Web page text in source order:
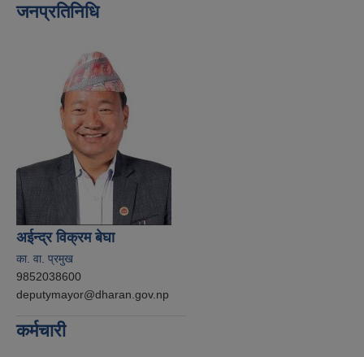
जनप्रतिनिधि
अईन्द्र विक्रम बेघा
का. वा. प्रमुख
9852038600
deputymayor@dharan.gov.np
कर्मचारी